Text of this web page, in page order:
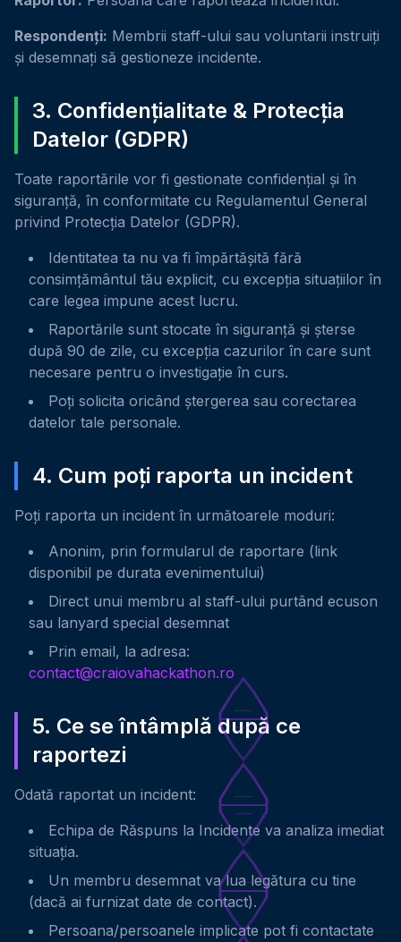
Respondenți: Membrii staff-ului sau voluntarii instruiți
și desemnați să gestioneze incidente.
3. Confidențialitate & Protecția
Datelor (GDPR)
Toate raportările vor fi gestionate confidențial și în
siguranță, în conformitate cu Regulamentul General
privind Protecția Datelor (GDPR).
Identitatea ta nu va fi împărtășită fără
consimțământul tău explicit, cu excepția situațiilor în
care legea impune acest lucru.
Raportările sunt stocate în siguranță și șterse
după 90 de zile, cu excepția cazurilor în care sunt
necesare pentru o investigație în curs.
Poți solicita oricând ștergerea sau corectarea
datelor tale personale.
4. Cum poți raporta un incident
Poți raporta un incident în următoarele moduri:
Anonim, prin formularul de raportare (link
disponibil pe durata evenimentului)
Direct unui membru al staff-ului purtând ecuson
sau lanyard special desemnat
Prin email, la adresa:
contact@craiovahackathon.ro
5. Ce se întâmplă după ce
raportezi
Odată raportat un incident:
Echipa de Răspuns la Incidente va analiza imediat
situația.
Un membru desemnat va lua legătura cu tine
(dacă ai furnizat date de contact).
Persoana/persoanele implicate pot fi contactate